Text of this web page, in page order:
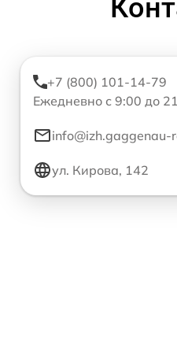
+7 (800) 101-14-79
Ежедневно с 9:00 до
info@izh.gaggenau-
ул. Кирова, 142